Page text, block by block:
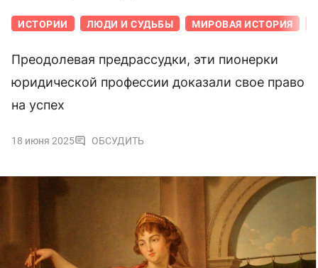
ИСТОРИИ ЛЮДИ И СУДЬБЫ МИРОВАЯ ИСТОРИЯ
Преодолевая предрассудки, эти пионерки
юридической профессии доказали свое право
на успех
18 июня 2025 ОБСУДИТЬ